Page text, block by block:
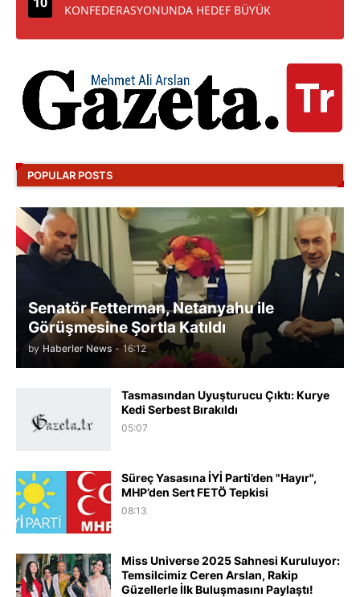
KONFEDERASYONUNDA HEDEF BÜYÜK
POPULAR POSTS
Senatör Fetterman, Netanyahu ile
Görüşmesine Şortla Katıldı
by Haberler News - 16:12
Tasmasından Uyuşturucu Çıktı: Kurye
Kedi Serbest Bırakıldı
05:07
Süreç Yasasına İYİ Parti’den "Hayır",
MHP’den Sert FETÖ Tepkisi
08:13
Miss Universe 2025 Sahnesi Kuruluyor:
Temsilcimiz Ceren Arslan, Rakip
Güzellerle İlk Buluşmasını Paylaştı!